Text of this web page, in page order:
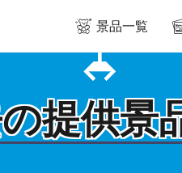
景品一覧
提供景